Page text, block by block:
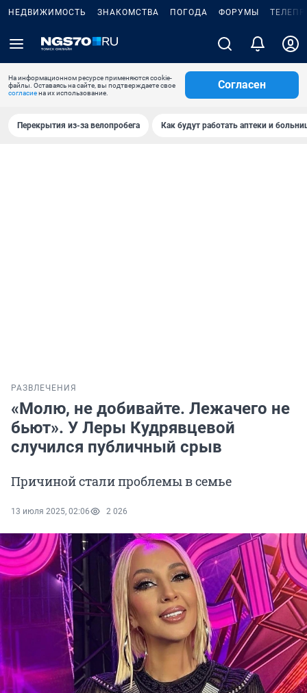
НЕДВИЖИМОСТЬ ЗНАКОМСТВА ПОГОДА ФОРУМЫ
На информационном ресурсе применяются cookie-
файлы. Оставаясь на сайте, вы подтверждаете свое
согласиена их использование.
Согласен
Перекрытия из-за велопробега Как будут работать аптеки и
РАЗВЛЕЧЕНИЯ
«Молю, не добивайте. Лежачего не
бьют». У Леры Кудрявцевой
случился публичный срыв
Причиной стали проблемы в семье
13 июля 2025, 02:06 2 026